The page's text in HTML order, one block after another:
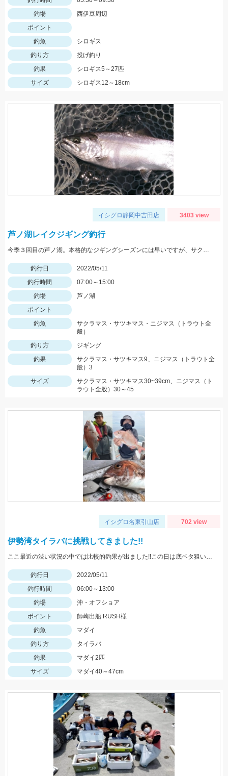
釣場
西伊豆周辺
ポイント
釣魚
シロギス
釣り方
投げ釣り
釣果
シロギス5～27匹
サイズ
シロギス12～18cm
イシグロ静岡中吉田店 3403 view
芦ノ湖レイクジギング釣行
今季３回目の芦ノ湖。本格的なジギングシーズンには早いですが、サクラマス狙いで１人釣行。
釣行日
2022/05/11
釣行時間
07:00～15:00
釣場
芦ノ湖
ポイント
釣魚
サクラマス・サツキマス・ニジマス（トラウト全
般）
釣り方
ジギング
釣果
サクラマス・サツキマス9、ニジマス（トラウト全
般）3
サイズ
サクラマス・サツキマス30~39cm、ニジマス（ト
ラウト全般）30～45
イシグロ名東引山店 702 view
伊勢湾タイラバに挑戦してきました!!
ここ最近の渋い状況の中では比較的釣果が出ました!!この日は底ベタ狙いでローギヤリールでじっくり巻くのが吉でした。
釣行日
2022/05/11
釣行時間
06:00～13:00
釣場
沖・オフショア
ポイント
師崎出船 RUSH様
釣魚
マダイ
釣り方
タイラバ
釣果
マダイ2匹
サイズ
マダイ40～47cm